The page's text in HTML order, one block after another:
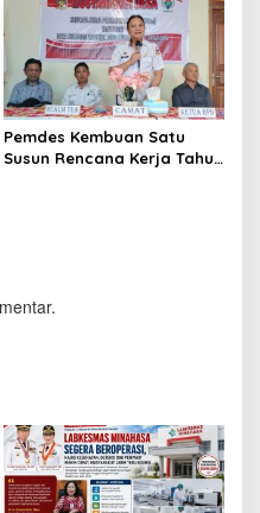
Pemdes Kembuan Satu
Susun Rencana Kerja Tahun